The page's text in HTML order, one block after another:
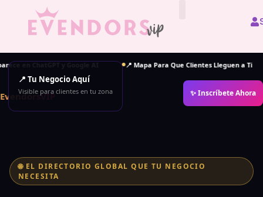
y Google AI 📍 Mapa Para Que Clientes Lleguen a Ti 💬
EvendorsVIP ✨ Inscríbete Ahora
🌐 EL DIRECTORIO GLOBAL QUE TU NEGOCIO
NECESITA
📍 Tu Negocio Aquí
Visible para clientes en tu zona